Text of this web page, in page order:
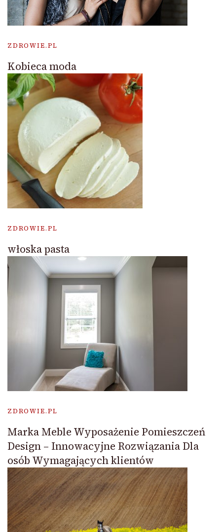
ZDROWIE.PL
Kobieca moda
ZDROWIE.PL
włoska pasta
ZDROWIE.PL
Marka Meble Wyposażenie Pomieszczeń
Design – Innowacyjne Rozwiązania Dla
osób Wymagających klientów